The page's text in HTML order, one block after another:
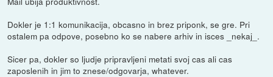
Dokler je 1:1 komunikacija, obcasno in brez priponk, se gre. Pri
ostalem pa odpove, posebno ko se nabere arhiv in isces _nekaj_.
Sicer pa, dokler so ljudje pripravljeni metati svoj cas ali cas
zaposlenih in jim to znese/odgovarja, whatever.